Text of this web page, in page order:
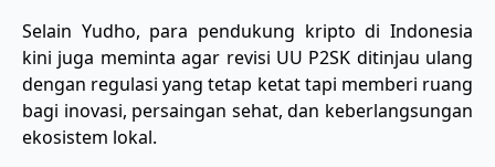
Selain Yudho, para pendukung kripto di Indonesia
kini juga meminta agar revisi UU P2SK ditinjau ulang
dengan regulasi yang tetap ketat tapi memberi ruang
bagi inovasi, persaingan sehat, dan keberlangsungan
ekosistem lokal.